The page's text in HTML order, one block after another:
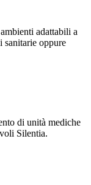
adattabili a
sanitarie oppure
di unità mediche
Silentia.